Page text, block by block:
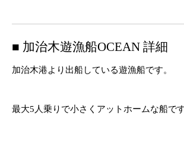
■ 加治木遊漁船OCEAN 詳細
加治木港より出船している遊漁船です。
最大5人乗りで小さくアットホームな船です